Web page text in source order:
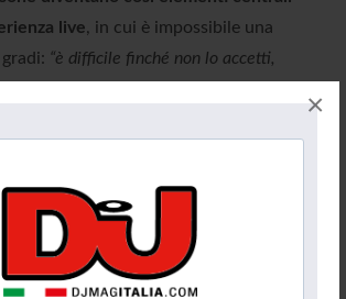
×
live, in cui è impossibile una
“è difficile finché non lo accetti,